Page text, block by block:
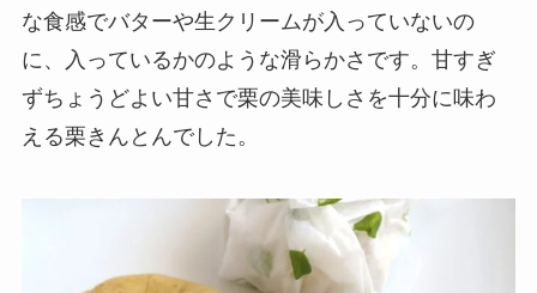
な食感でバターや生クリームが入っていないの
に、入っているかのような滑らかさです。甘すぎ
ずちょうどよい甘さで栗の美味しさを十分に味わ
える栗きんとんでした。